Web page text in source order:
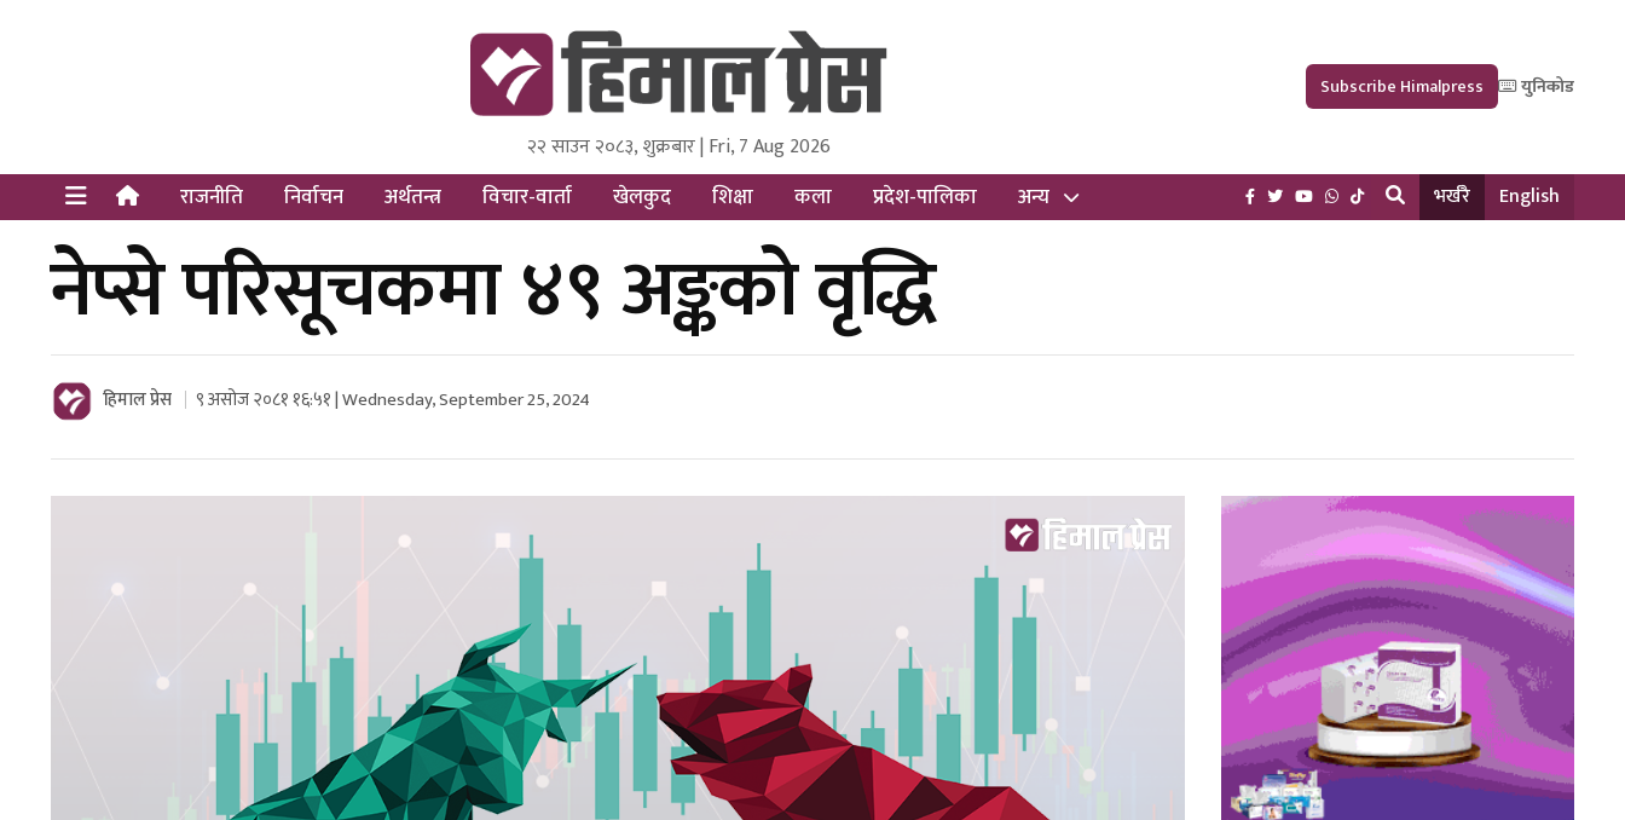
Himal Press
Dot NewsyNepal Media and Research Pvt Ltd.
२२ साउन २०८३, शुक्रबार | Fri, 7 Aug 2026
Subscribe Himalpress युनिकोड
राजनीति निर्वाचन अर्थतन्त्र विचार-वार्ता खेलकुद शिक्षा कला प्रदेश-पालिका अन्य भर्खरै English
नेप्से परिसूचकमा ४९ अङ्कको वृद्धि
हिमाल प्रेस ९ असोज २०८१ १६:५१ | Wednesday, September 25, 2024